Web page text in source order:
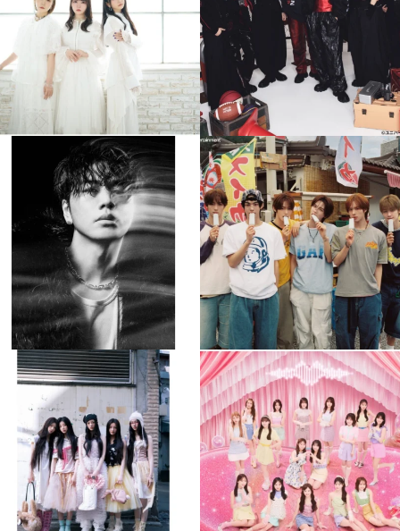
4 0 4 0
musicjapantv
💡8月特番放送決定！
...
8月 4
588 0
musicjapantv
💡8月特番放送決定！
...
8月 4
6 0
musicjapantv
💡8月特番放送決定！
8月 4
2 0
musicjapantv
💡8月特番放送決定！
...
8月 4
2 0